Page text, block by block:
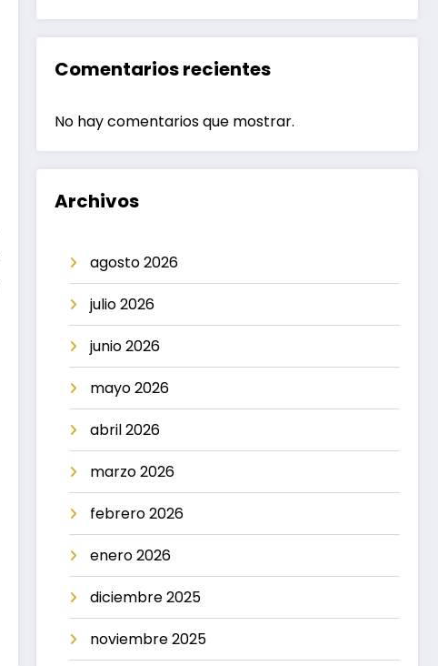
Comentarios recientes
No hay comentarios que mostrar.
Archivos
agosto 2026
julio 2026
junio 2026
mayo 2026
abril 2026
marzo 2026
febrero 2026
enero 2026
diciembre 2025
noviembre 2025